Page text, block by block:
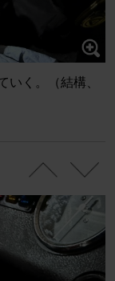
いく。（結構、